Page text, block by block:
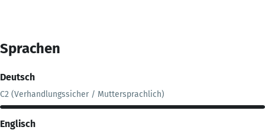
Sprachen
Deutsch
C2 (Verhandlungssicher / Muttersprachlich)
Englisch